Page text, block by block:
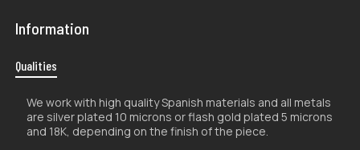
Information
Qualities
We work with high quality Spanish materials and all metals
are silver plated 10 microns or flash gold plated 5 microns
and 18K, depending on the finish of the piece.